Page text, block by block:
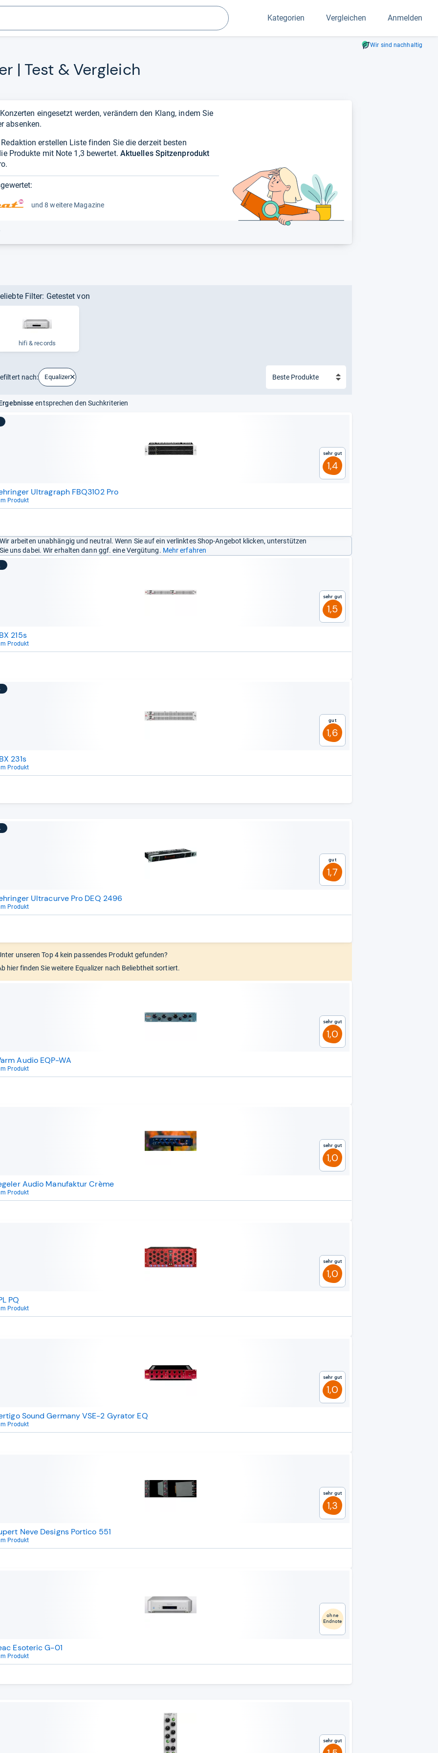
Suchen Kategorien Vergleichen Anmelden
Wir sind nachhaltig
| Test & Ver­gleich
eingesetzt werden, verändern den Klang, indem Sie
absenken.
erstellen Liste finden Sie die derzeit besten
Produkte mit Note 1,3 bewertet. Aktuelles Spitzenprodukt
und 8 weitere Magazine
Filter: Getestet von
hifi & records
nach: Equalizer
entsprechen den Suchkriterien
Sehr gut
1,4
Ultragraph FBQ3102 Pro
Produkt
arbeiten unabhängig und neutral. Wenn Sie auf ein verlinktes Shop-Angebot klicken, unterstützen
uns dabei. Wir erhalten dann ggf. eine Vergütung. Mehr erfahren
Sehr gut
1,5
215s
Produkt
Gut
1,6
231s
Produkt
Gut
1,7
Ultracurve Pro DEQ 2496
Produkt
unseren Top 4 kein passendes Produkt gefunden?
hier finden Sie weitere Equalizer nach Beliebtheit sortiert.
Sehr gut
1,0
Audio EQP-WA
Produkt
Sehr gut
1,0
Audio Manufaktur Crème
Produkt
Sehr gut
1,0
PQ
Produkt
Sehr gut
1,0
Sound Germany VSE-2 Gyrator EQ
Produkt
Sehr gut
1,3
Neve Designs Portico 551
Produkt
ohne
Endnote
Esoteric G-01
Produkt
Sehr gut